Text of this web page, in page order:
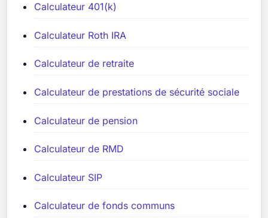
Calculateur 401(k)
Calculateur Roth IRA
Calculateur de retraite
Calculateur de prestations de sécurité sociale
Calculateur de pension
Calculateur de RMD
Calculateur SIP
Calculateur de fonds communs